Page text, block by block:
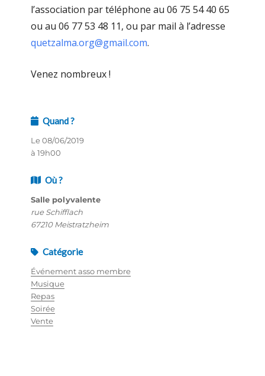
l’association par téléphone au 06 75 54 40 65
ou au 06 77 53 48 11, ou par mail à l’adresse
quetzalma.org@gmail.com.
Venez nombreux !
Quand ?
Le 08/06/2019
à 19h00
Où ?
Salle polyvalente
rue Schifflach
67210 Meistratzheim
Catégorie
Événement asso membre
Musique
Repas
Soirée
Vente